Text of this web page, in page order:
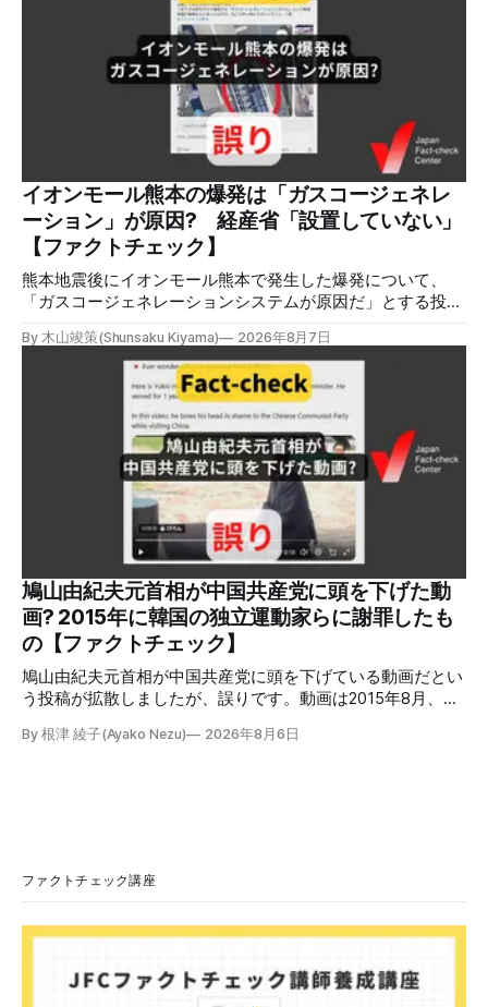
年8月2日、イオンモール熊本の爆発がテロによるものだと主
張する投稿がＸで拡散した。 検証する理由 8月5日現在、投
稿は600回以上リポストされ、表示は19万件を超える。 同様
の情報の拡散量を調べるため、「熊本」「イオンモール」
「爆発」「テロ」など複数のキーワードを組み合わせてソー
シャル分析ツールMeltwaterで調べると、総投稿数は8月5日
までに約9900件あった(例1,2,3)。拡散のほとんどはXだ。 こ
れらの投稿は根拠を示していないが、「ガス爆発には見えな
いね」「これは 熊本を略奪する為のテロですよ」など、投
稿を真に受けたり、同調する反応が多い。「デマまたは不確
定な情報を流すな」や「陰謀論だよ」などの指摘
イオンモール熊本の爆発は「ガスコージェネレ
ーション」が原因? 経産省「設置していない」
【ファクトチェック】
熊本地震後にイオンモール熊本で発生した爆発について、
「ガスコージェネレーションシステムが原因だ」とする投稿
ジェネレーションやガス発電機は設置していないことを確認
している」と発表し、LPガスが原因だった可能性が高いと説
明しています。またイオンは5日、事故原因を調べる事故調
査委員会を設置すると発表しました。 検証対象 拡散した投
ガスを燃料としてガスエンジンやガスタービンで発電し、排
熱を冷暖房などに利用する「ガスコージェネレーション」が
原因だとする投稿が拡散した（例1、例2）。 検証する理由
ソーシャルリスニングツールMeltwaterで調べると、これら
の投稿の表示回数は少なくとも合計194万回を超えている。
爆発の原因をめぐって、さまざまな根拠不明の情報が飛び交
っているため検証する。 検証過程 イオンモール熊本の爆発
2026年7月28日午後16時27分ごろ、熊本県で震度7の地震が
発生した。午後6時ごろ、嘉島町のショッピングセンター
「イ
By 木山竣策(Shunsaku Kiyama) 2026年8月7日
鳩山由紀夫元首相が中国共産党に頭を下げた動
画? 2015年に韓国の独立運動家らに謝罪したも
の【ファクトチェック】
鳩山由紀夫元首相が中国共産党に頭を下げている動画だとい
う投稿が拡散しましたが、誤りです。動画は2015年8月、鳩
立運動家らに謝罪した映像です。中国共産党に対して頭を下
らいながら頭を下げています」という英文付きの動画がXで
語力が衰えていたら申し訳ないですが、動画に『韓国』と書
本が犯した残虐行為を謝罪するのは悪いことだと思わない」
By 根津 綾子(Ayako Nezu) 2026年8月6日
ファクトチェック講座